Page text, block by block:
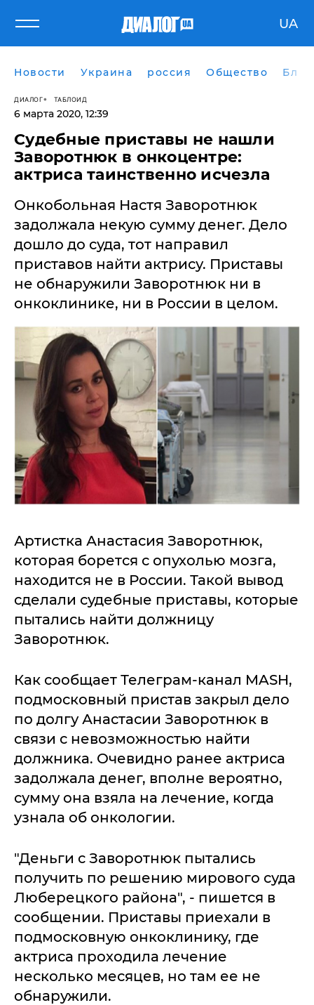
UA
Новости Украина россия Общество
ДИАЛОГ ТАБЛОИД
6 марта 2020, 12:39
Судебные приставы не нашли
Заворотнюк в онкоцентре:
актриса таинственно исчезла
Онкобольная Настя Заворотнюк
задолжала некую сумму денег. Дело
дошло до суда, тот направил
приставов найти актрису. Приставы
не обнаружили Заворотнюк ни в
онкоклинике, ни в России в целом.
Артистка Анастасия Заворотнюк,
которая борется с опухолью мозга,
находится не в России. Такой вывод
сделали судебные приставы, которые
пытались найти должницу
Заворотнюк.
Как сообщает Телеграм-канал MASH,
подмосковный пристав закрыл дело
по долгу Анастасии Заворотнюк в
связи с невозможностью найти
должника. Очевидно ранее актриса
задолжала денег, вполне вероятно,
сумму она взяла на лечение, когда
узнала об онкологии.
"Деньги с Заворотнюк пытались
получить по решению мирового суда
Люберецкого района", - пишется в
сообщении. Приставы приехали в
подмосковную онкоклинику, где
актриса проходила лечение
несколько месяцев, но там ее не
обнаружили.